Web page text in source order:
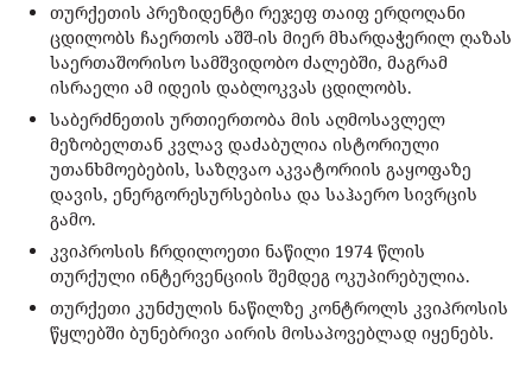
თურქეთის პრეზიდენტი რეჯეფ თაიფ ერდოღანი
ცდილობს ჩაერთოს აშშ-ის მიერ მხარდაჭერილ ღაზას
საერთაშორისო სამშვიდობო ძალებში, მაგრამ
ისრაელი ამ იდეის დაბლოკვას ცდილობს.
საბერძნეთის ურთიერთობა მის აღმოსავლელ
მეზობელთან კვლავ დაძაბულია ისტორიული
უთანხმოებების, საზღვაო აკვატორიის გაყოფაზე
დავის, ენერგორესურსებისა და საჰაერო სივრცის
გამო.
კვიპროსის ჩრდილოეთი ნაწილი 1974 წლის
თურქული ინტერვენციის შემდეგ ოკუპირებულია.
თურქეთი კუნძულის ნაწილზე კონტროლს კვიპროსის
წყლებში ბუნებრივი აირის მოსაპოვებლად იყენებს.